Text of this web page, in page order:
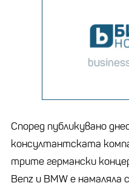
Според публикувано
консултантската
трите германски
Benz и BMW е намаляла